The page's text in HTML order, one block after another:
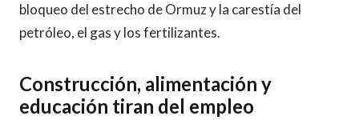
bloqueo del estrecho de Ormuz y la carestía del
petróleo, el gas y los fertilizantes.
Construcción, alimentación y
educación tiran del empleo